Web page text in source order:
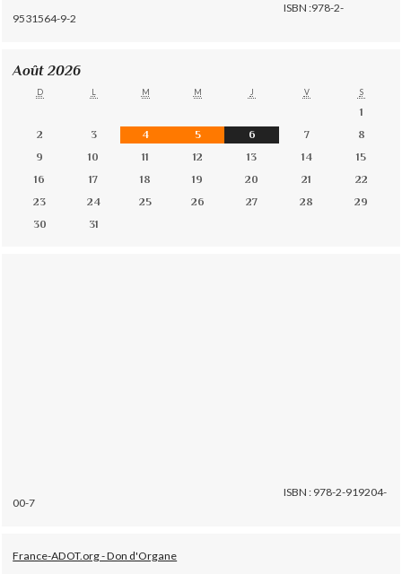
ISBN :978-2-
9531564-9-2
Août 2026
D L M M J V S
1
2
3 4 5 6 7
8
9
10 11 12 13 14
15
16
17 18 19 20 21
22
23
24 25 26 27 28
29
30
31
ISBN : 978-2-919204-
00-7
France-ADOT.org - Don d'Organe